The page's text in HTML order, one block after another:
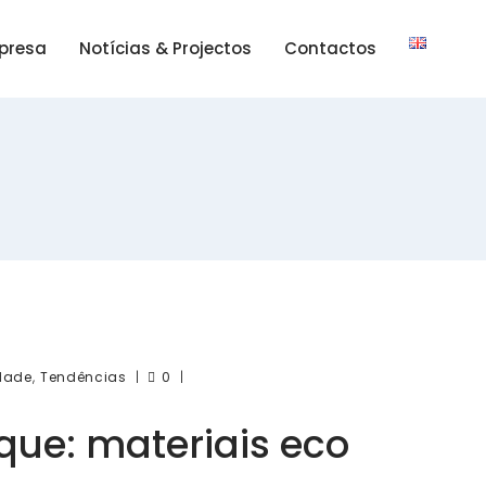
Notícias & Projectos Contactos
, Tendências
0
materiais eco